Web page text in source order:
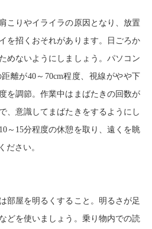
こりやイライラの原因となり、放置
を招くおそれがあります。日ごろか
めないようにしましょう。パソコン
離が40～ 70cm程度、視線がやや下
を調節。作業中はまばたきの回数が
、意識してまばたきをするようにし
10～ 15分程度の休憩を取り、遠くを眺
ださい。
部屋を明るくすること。明るさが足
どを使いましょう。乗り物内での読